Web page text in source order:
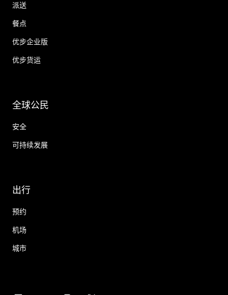
派送
餐点
优步企业版
优步货运
全球公民
安全
可持续发展
出行
预约
机场
城市